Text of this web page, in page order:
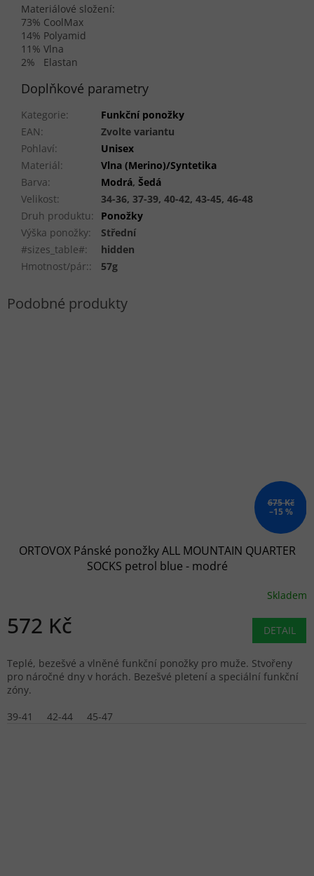
Materiálové složení:
73% CoolMax
14% Polyamid
11% Vlna
2% Elastan
Doplňkové parametry
Kategorie:
Funkční ponožky
EAN:
Zvolte variantu
Pohlaví:
Unisex
Materiál:
Vlna (Merino)/Syntetika
Barva: Modrá, Šedá
Velikost:
34-36, 37-39, 40-42, 43-45, 46-48
Druh produktu:
Ponožky
Výška ponožky:
Střední
#sizes_table#:
hidden
Hmotnost/pár:: 57g
675 Kč
–15 %
ORTOVOX Pánské ponožky ALL MOUNTAIN QUARTER
SOCKS petrol blue - modré
Skladem
572 Kč DETAIL
Teplé, bezešvé a vlněné funkční ponožky pro muže. Stvořeny
pro náročné dny v horách. Bezešvé pletení a speciální funkční
zóny.
39-41
42-44 45-47